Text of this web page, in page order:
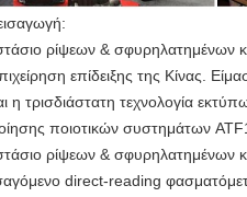
ρίψεων & σφυρηλατημένων
επίδειξης της Κίνας.
η τρισδιάστατη τεχνολογία
ποιοτικών συστημάτων
ρίψεων & σφυρηλατημένων
direct-reading